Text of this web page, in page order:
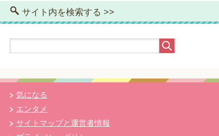
サイト内を検索する >>
気になる
エンタメ
サイトマップと運営者情報